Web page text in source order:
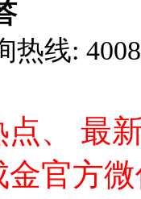
热线:
、 最
金官方